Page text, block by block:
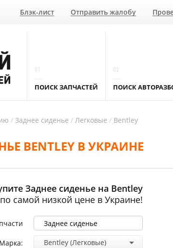
Блэк-лист Отправить жалобу
ПОИСК ЗАПЧАСТЕЙ ПОИСК
Заднее сиденье Легковые Bentley
BENTLEY В УКРАИНЕ
Заднее сиденье на Bentley
по самой низкой цене в Украине!
Марка: Bentley (Легковые)